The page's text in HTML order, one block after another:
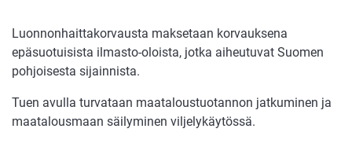
Luonnonhaittakorvausta maksetaan korvauksena
epäsuotuisista ilmasto-oloista, jotka aiheutuvat Suomen
pohjoisesta sijainnista.
Tuen avulla turvataan maataloustuotannon jatkuminen ja
maatalousmaan säilyminen viljelykäytössä.